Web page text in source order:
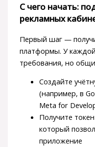
С чего начать:
рекламных
Первый шаг —
платформы. У
требования, но
Создайте
(например, в
Meta for
Получите
который
приложение